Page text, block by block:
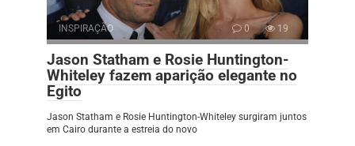
INSPIRAÇÃO 0 19
Jason Statham e Rosie Huntington-
Whiteley fazem aparição elegante no
Egito
Jason Statham e Rosie Huntington-Whiteley surgiram juntos
em Cairo durante a estreia do novo